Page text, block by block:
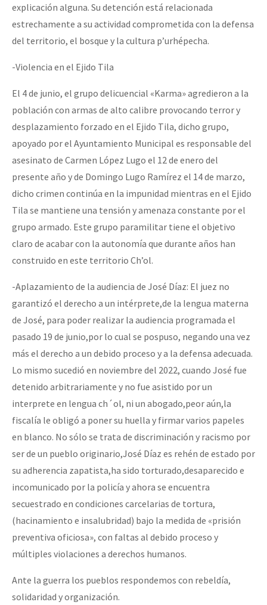
explicación alguna. Su detención está relacionada
estrechamente a su actividad comprometida con la defensa
del territorio, el bosque y la cultura p’urhépecha.
-Violencia en el Ejido Tila
El 4 de junio, el grupo delicuencial «Karma» agredieron a la
población con armas de alto calibre provocando terror y
desplazamiento forzado en el Ejido Tila, dicho grupo,
apoyado por el Ayuntamiento Municipal es responsable del
asesinato de Carmen López Lugo el 12 de enero del
presente año y de Domingo Lugo Ramírez el 14 de marzo,
dicho crimen continúa en la impunidad mientras en el Ejido
Tila se mantiene una tensión y amenaza constante por el
grupo armado. Este grupo paramilitar tiene el objetivo
claro de acabar con la autonomía que durante años han
construido en este territorio Ch’ol.
-Aplazamiento de la audiencia de José Díaz: El juez no
garantizó el derecho a un intérprete,de la lengua materna
de José, para poder realizar la audiencia programada el
pasado 19 de junio,por lo cual se pospuso, negando una vez
más el derecho a un debido proceso y a la defensa adecuada.
Lo mismo sucedió en noviembre del 2022, cuando José fue
detenido arbitrariamente y no fue asistido por un
interprete en lengua ch´ol, ni un abogado,peor aún,la
fiscalía le obligó a poner su huella y firmar varios papeles
en blanco. No sólo se trata de discriminación y racismo por
ser de un pueblo originario,José Díaz es rehén de estado por
su adherencia zapatista,ha sido torturado,desaparecido e
incomunicado por la policía y ahora se encuentra
secuestrado en condiciones carcelarias de tortura,
(hacinamiento e insalubridad) bajo la medida de «prisión
preventiva oficiosa», con faltas al debido proceso y
múltiples violaciones a derechos humanos.
Ante la guerra los pueblos respondemos con rebeldía,
solidaridad y organización.